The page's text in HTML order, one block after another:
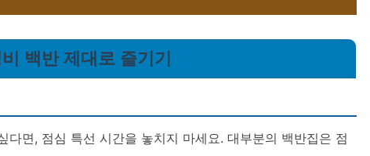
백반 제대로 즐기기
다면, 점심 특선 시간을 놓치지 마세요. 대부분의 백반집은 점